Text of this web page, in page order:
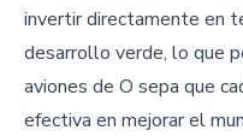
invertir directamente en
desarrollo verde, lo que
aviones de O sepa que
efectiva en mejorar el